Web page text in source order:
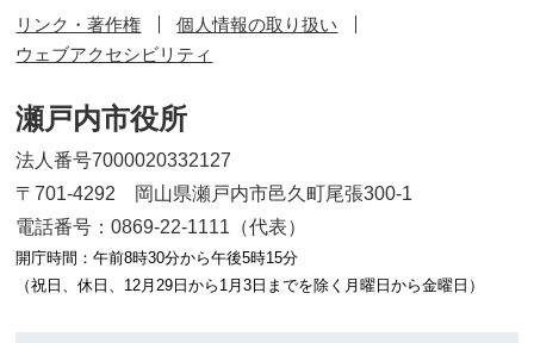
リンク・著作権
個人情報の取り扱い
ウェブアクセシビリティ
瀬戸内市役所
法人番号7000020332127
〒701-4292 岡山県瀬戸内市邑久町尾張300-1
電話番号：0869-22-1111（代表）
開庁時間：午前8時30分から午後5時15分
（祝日、休日、12月29日から1月3日までを除く月曜日から金曜日）